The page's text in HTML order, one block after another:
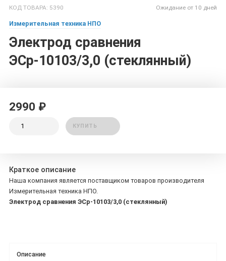
КОД ТОВАРА: 5390
Измерительная техника НПО
Электрод сравнения
ЭСр-10103/3,0 (стеклянный)
Ожидание от 10 дней
2990 ₽
КУПИТЬ
Краткое описание
Наша компания является поставщиком товаров производителя
Измерительная техника НПО.
Электрод сравнения ЭСр-10103/3,0 (стеклянный)
Описание